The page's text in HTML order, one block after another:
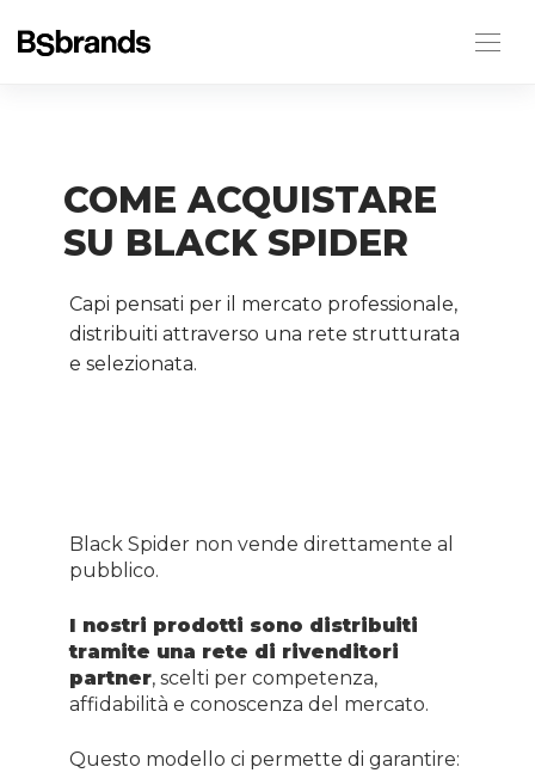
COME ACQUISTARE
SU BLACK SPIDER
Capi pensati per il mercato professionale,
distribuiti attraverso una rete strutturata
e selezionata.
Black Spider non vende direttamente al
pubblico.
I nostri prodotti sono distribuiti
tramite una rete di rivenditori
partner, scelti per competenza,
affidabilità e conoscenza del mercato.
Questo modello ci permette di garantire: